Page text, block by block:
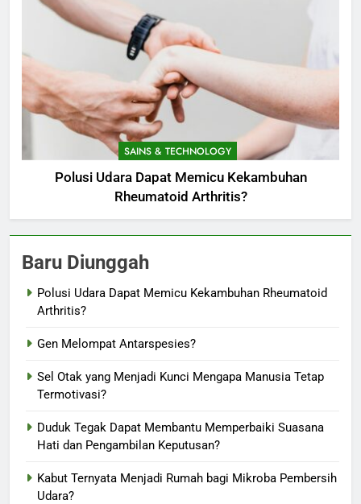
SAINS & TECHNOLOGY
Polusi Udara Dapat Memicu Kekambuhan
Rheumatoid Arthritis?
Baru Diunggah
Polusi Udara Dapat Memicu Kekambuhan Rheumatoid
Arthritis?
Gen Melompat Antarspesies?
Sel Otak yang Menjadi Kunci Mengapa Manusia Tetap
Termotivasi?
Duduk Tegak Dapat Membantu Memperbaiki Suasana
Hati dan Pengambilan Keputusan?
Kabut Ternyata Menjadi Rumah bagi Mikroba Pembersih
Udara?